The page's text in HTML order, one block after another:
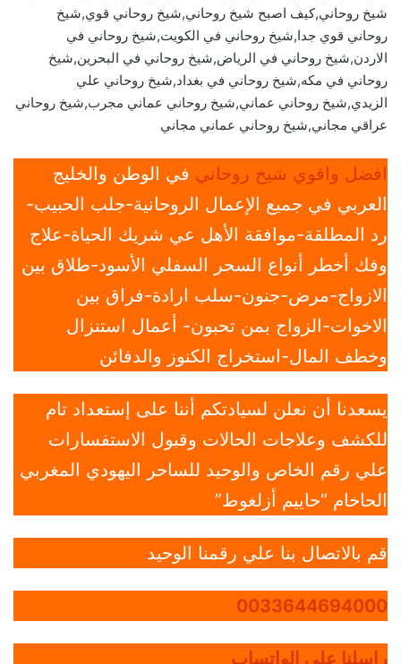
شيخ روحاني,كيف اصبح شيخ روحاني,شيخ روحاني قوي,شيخ
روحاني قوي جدا,شيخ روحاني في الكويت,شيخ روحاني في
الاردن,شيخ روحاني في الرياض,شيخ روحاني في البحرين,شيخ
روحاني في مكه,شيخ روحاني في بغداد,شيخ روحاني علي
الزيدي,شيخ روحاني عماني,شيخ روحاني عماني مجرب,شيخ روحاني
عراقي مجاني,شيخ روحاني عماني مجاني
افضل واقوي شيخ روحاني في الوطن والخليج
العربي في جميع الإعمال الروحانية-جلب الحبيب-
رد المطلقة-موافقة الأهل عي شريك الحياة-علاج
وفك أخطر أنواع السحر السفلي الأسود-طلاق بين
الازواج-مرض-جنون-سلب ارادة-فراق بين
الاخوات-الزواج بمن تحبون- أعمال استنزال
وخطف المال-استخراج الكنوز والدفائن
يسعدنا أن نعلن لسيادتكم أننا على إستعداد تام
للكشف وعلاجات الحالات وقبول الاستفسارات
علي رقم الخاص والوحيد للساحر اليهودي المغربي
الحاخام “حاييم أزلغوط”
قم بالاتصال بنا علي رقمنا الوحيد
0033644694000
راسلنا علي الواتساب